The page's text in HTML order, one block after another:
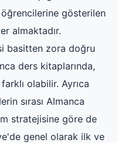
gösterilen
almaktadır.
basitten zora doğru
ders kitaplarında,
olabilir. Ayrıca
sırası Almanca
stratejisine göre de
genel olarak ilk ve